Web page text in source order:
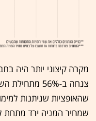
מקרה קיצוני יותר היה
צנחה ב-56%
שהאופציות שניתנות
שמחיר המניה ירד מתחת